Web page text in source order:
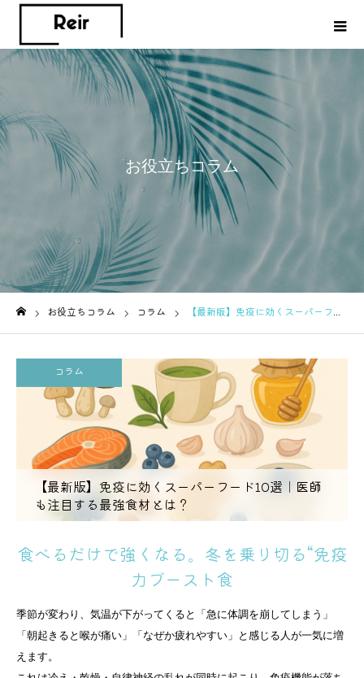
お役立ちコラム
お役立ちコラム コラム 【最新版】免疫に効くスーパーフード10選｜医師も注目する最強食材とは？
コラム
【最新版】免疫に効くスーパーフード10選｜医師
も注目する最強食材とは？
食べるだけで強くなる。冬を乗り切る“免疫
力ブースト食
季節が変わり、気温が下がってくると「急に体調を崩してしまう」
「朝起きると喉が痛い」「なぜか疲れやすい」と感じる人が一気に増
えます。